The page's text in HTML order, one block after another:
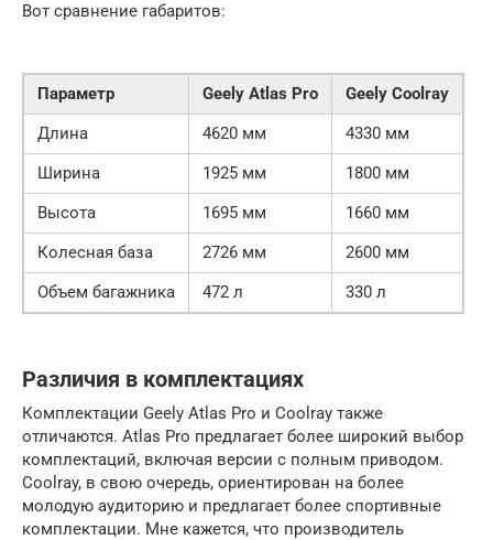
Вот сравнение габаритов:
Параметр Geely Atlas Pro
Geely Coolray
Длина
4620 мм
4330 мм
Ширина
1925 мм
1800 мм
Высота
1695 мм
1660 мм
Колесная база
2726 мм
2600 мм
Объем багажника
472 л 330 л
Различия в комплектациях
Комплектации Geely Atlas Pro и Coolray также
отличаются. Atlas Pro предлагает более широкий выбор
комплектаций, включая версии с полным приводом.
Coolray, в свою очередь, ориентирован на более
молодую аудиторию и предлагает более спортивные
комплектации. Мне кажется, что производитель